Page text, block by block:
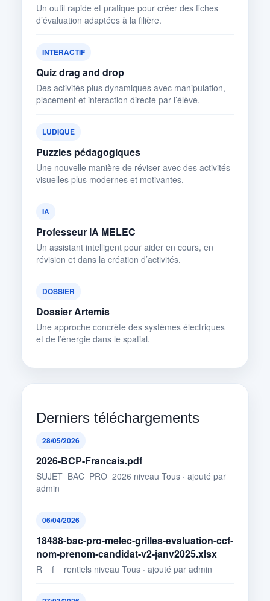
Un outil rapide et pratique pour créer des fiches
d’évaluation adaptées à la filière.
INTERACTIF
Quiz drag and drop
Des activités plus dynamiques avec manipulation,
placement et interaction directe par l’élève.
LUDIQUE
Puzzles pédagogiques
Une nouvelle manière de réviser avec des activités
visuelles plus modernes et motivantes.
IA
Professeur IA MELEC
Un assistant intelligent pour aider en cours, en
révision et dans la création d’activités.
DOSSIER
Dossier Artemis
Une approche concrète des systèmes électriques
et de l’énergie dans le spatial.
Derniers téléchargements
28/05/2026
2026-BCP-Francais.pdf
SUJET_BAC_PRO_2026 niveau Tous · ajouté par
admin
06/04/2026
18488-bac-pro-melec-grilles-evaluation-ccf-
nom-prenom-candidat-v2-janv2025.xlsx
R__f__rentiels niveau Tous · ajouté par admin